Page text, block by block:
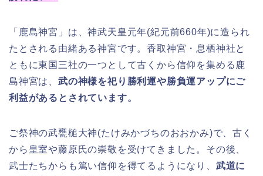
「鹿島神宮」は、神武天皇元年(紀元前660年)に造られ
たとされる由緒ある神宮です。香取神宮・息栖神社と
ともに東国三社の一つとして古くから信仰を集める鹿
島神宮は、 武の神様を祀り勝利運や勝負運アップにご
利益があるとされています。
ご祭神の武甕槌大神(たけみかづちのおおかみ)で、古く
から皇室や藤原氏の崇敬を受けてきました。その後、
武士たちからも篤い信仰を得てるようになり、 武道に